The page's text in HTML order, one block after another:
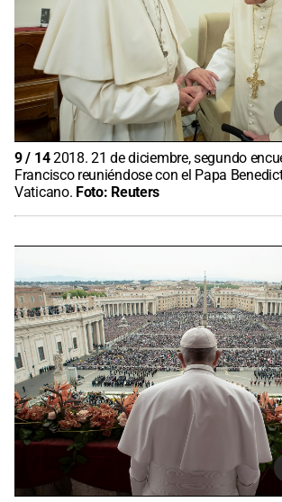
9/ 142018. 21 de diciembre, segundo
Francisco reuniéndose con el Papa
Vaticano. Foto: Reuters